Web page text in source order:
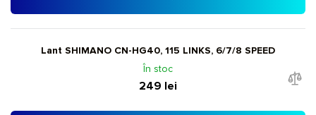
Lant SHIMANO CN-HG40, 115 LINKS, 6/7/8 SPEED
În stoc
249 lei